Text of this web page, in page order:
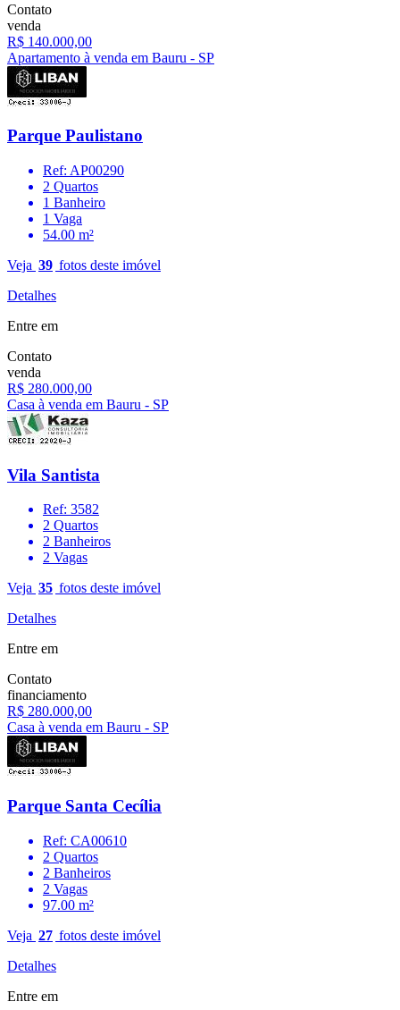
Contato
venda
R$ 140.000,00
Apartamento à venda em Bauru - SP
Parque Paulistano
Ref: AP00290
2 Quartos
1 Banheiro
1 Vaga
54.00 m²
Veja 39 fotos deste imóvel
Detalhes
Entre em
Contato
venda
R$ 280.000,00
Casa à venda em Bauru - SP
Vila Santista
Ref: 3582
2 Quartos
2 Banheiros
2 Vagas
Veja 35 fotos deste imóvel
Detalhes
Entre em
Contato
financiamento
R$ 280.000,00
Casa à venda em Bauru - SP
Parque Santa Cecília
Ref: CA00610
2 Quartos
2 Banheiros
2 Vagas
97.00 m²
Veja 27 fotos deste imóvel
Detalhes
Entre em